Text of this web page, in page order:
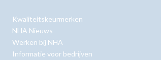
Kwaliteitskeurmerken
NHA Nieuws
Werken bij NHA
Informatie voor bedrijven